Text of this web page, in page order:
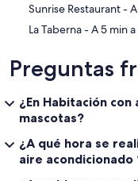
‪La Taberna - ‬A 5
Preguntas
¿En Habitación
mascotas?
¿A qué hora se
aire acondicionado